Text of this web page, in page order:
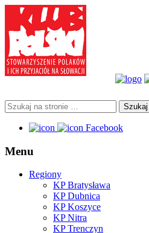
Facebook
Menu
Regiony
KP Bratysława
KP Dubnica
KP Koszyce
KP Nitra
KP Trenczyn